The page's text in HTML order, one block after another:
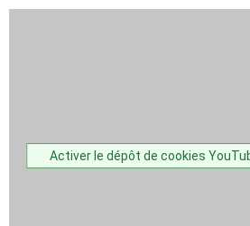
Activer le dépôt de cookies